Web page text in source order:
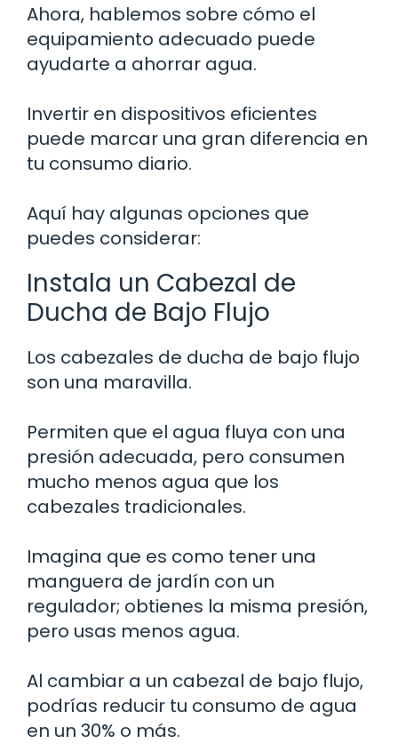
Ahora, hablemos sobre cómo el
equipamiento adecuado puede
ayudarte a ahorrar agua.
Invertir en dispositivos eficientes
puede marcar una gran diferencia en
tu consumo diario.
Aquí hay algunas opciones que
puedes considerar:
Instala un Cabezal de
Ducha de Bajo Flujo
Los cabezales de ducha de bajo flujo
son una maravilla.
Permiten que el agua fluya con una
presión adecuada, pero consumen
mucho menos agua que los
cabezales tradicionales.
Imagina que es como tener una
manguera de jardín con un
regulador; obtienes la misma presión,
pero usas menos agua.
Al cambiar a un cabezal de bajo flujo,
podrías reducir tu consumo de agua
en un 30% o más.